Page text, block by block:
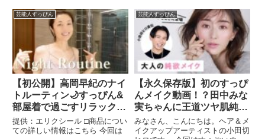
連ツイート
芸能人すっぴん
【初公開】高岡早紀のナイ
トルーティン🌙すっぴん&
部屋着で過ごすリラックス
タイム【スキンケア】
提供：エリクシール □商品につい
ての詳しい情報はこちら 今回は
芸能人すっぴん
【永久保存版】初のすっぴ
んメイク動画！？田中みな
実ちゃんに王道ツヤ肌純欲
メイクをしちゃったわよ〜
🤍
みなさん、こんにちは。ヘア＆メ
イクアップアーティストの小田切